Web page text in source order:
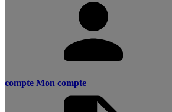
compte Mon compte